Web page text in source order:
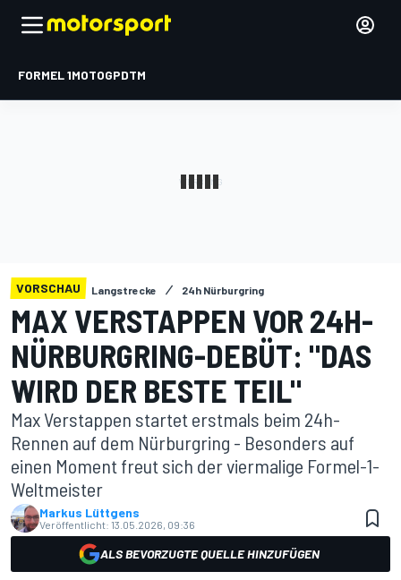
FORMEL 1MOTOGPDTM
VORSCHAU Langstrecke 24h Nürburgring
MAX VERSTAPPEN VOR 24H-
NÜRBURGRING-DEBÜT: "DAS
WIRD DER BESTE TEIL"
Max Verstappen startet erstmals beim 24h-
Rennen auf dem Nürburgring - Besonders auf
einen Moment freut sich der viermalige Formel-1-
Weltmeister
Markus Lüttgens
Veröffentlicht: 13.05.2026, 09:36
ALS BEVORZUGTE QUELLE HINZUFÜGEN